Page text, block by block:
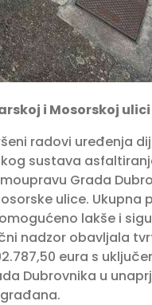
i Mosorskoj ulici
radovi uređenja
sustava
Grada
ulice. Ukupna
lakše i
nadzor obavljala
eura s
Dubrovnika u